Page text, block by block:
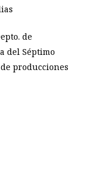
de
del Séptimo
producciones